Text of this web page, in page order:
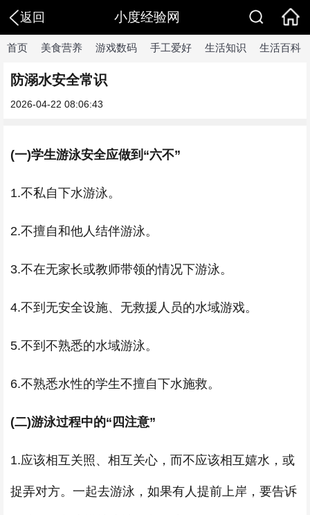
返回 小度经验网
首页 美食营养 游戏数码 手工爱好 生活知识 生活百科
防溺水安全常识
2026-04-22 08:06:43
(一)学生游泳安全应做到“六不”
1.不私自下水游泳。
2.不擅自和他人结伴游泳。
3.不在无家长或教师带领的情况下游泳。
4.不到无安全设施、无救援人员的水域游戏。
5.不到不熟悉的水域游泳。
6.不熟悉水性的学生不擅自下水施救。
(二)游泳过程中的“四注意”
1.应该相互关照、相互关心，而不应该相互嬉水，或
捉弄对方。一起去游泳，如果有人提前上岸，要告诉